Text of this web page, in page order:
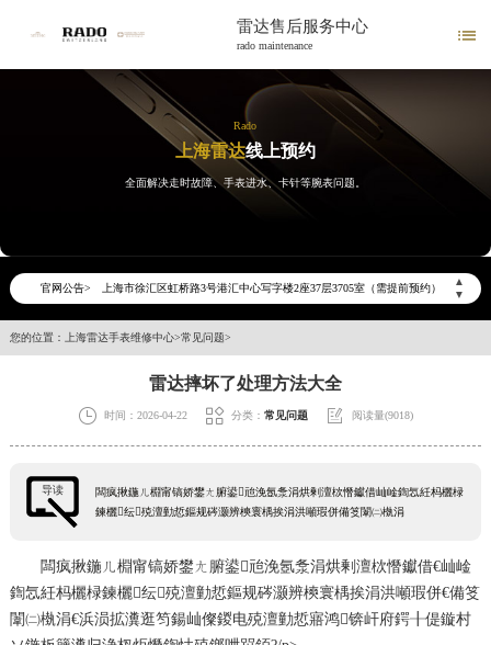
雷达售后服务中心
rado maintenance

Rado
上海雷达线上预约
全面解决走时故障、手表进水、卡针等腕表问题。
官网公告>
▲
▼
2026年6月雷达上海市售后服务网络优化升级公告
2026年6月上海市雷达官方售后客户服务热线：400-801-5621
上海市徐汇区虹桥路3号港汇中心写字楼2座37层3705室（需提前预约）
上海市黄浦区南京东路299号宏伊国际广场写字楼8层806室（需提前预约）
上海市黄浦区南京东路299号宏伊国际广场写字楼8层806室雷达售后服务中心（需提前预约）
节假日正常营业！
您的位置： 上海雷达手表维修中心>常见问题>
雷达摔坏了处理方法大全
 时间：2026-04-22  分类： 常见问题  阅读量(9018)
导读
闆疯揪鍦ㄦ棩甯镐娇鐢ㄤ腑鍙兘浼氬洜涓烘剰澶栨憯钀借屾崯鍧忥紝杩欐椂
鍊欐纭殑澶勭悊鏂规硶灏辨樉寰楀挨涓洪噸瑕併備笅闈㈡槸涓
闆疯揪鍦ㄦ棩甯镐娇鐢ㄤ腑鍙兘浼氬洜涓烘剰澶栨憯钀借€屾崯
鍧忥紝杩欐椂鍊欐纭殑澶勭悊鏂规硶灏辨樉寰楀挨涓洪噸瑕併€備笅
闈㈡槸涓€浜涢拡瀵逛笉鍚屾儏鍐电殑澶勭悊寤鸿锛屽府鍔╂偍鏇村